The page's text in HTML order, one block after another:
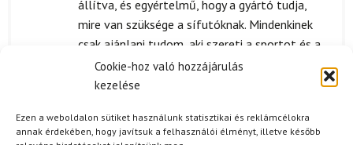
Cookie-hoz való hozzájárulás
kezelése
Ezen a weboldalon sütiket használunk statisztikai és reklámcélokra
annak érdekében, hogy javítsuk a felhasználói élményt, illetve később
állítva, és egyértelmű, hogy a gyártó tudja,
mire van szüksége a sífutóknak. Mindenkinek
csak ajánlani tudom, aki szereti a sportot és a
természetet!
F. Géza 2024.05.31.